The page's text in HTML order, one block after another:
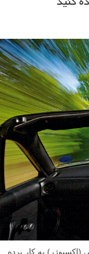
کنید
(اکسپوژر) به کار برده